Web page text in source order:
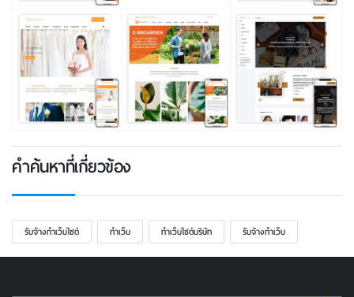
คำค้นหาที่เกี่ยวข้อง
รับจ้างทำเว็บไซต์ ทำเว็บ ทําเว็บไซต์บริษัท